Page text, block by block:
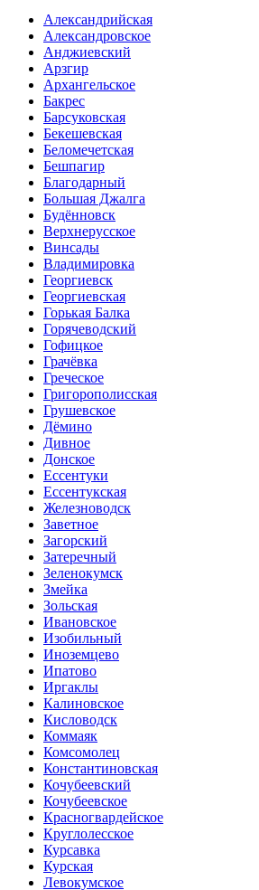
Александрийская
Александровское
Анджиевский
Арзгир
Архангельское
Бакрес
Барсуковская
Бекешевская
Беломечетская
Бешпагир
Благодарный
Большая Джалга
Будённовск
Верхнерусское
Винсады
Владимировка
Георгиевск
Георгиевская
Горькая Балка
Горячеводский
Гофицкое
Грачёвка
Греческое
Григорополисская
Грушевское
Дёмино
Дивное
Донское
Ессентуки
Ессентукская
Железноводск
Заветное
Загорский
Затеречный
Зеленокумск
Змейка
Зольская
Ивановское
Изобильный
Иноземцево
Ипатово
Иргаклы
Калиновское
Кисловодск
Коммаяк
Комсомолец
Константиновская
Кочубеевский
Кочубеевское
Красногвардейское
Круглолесское
Курсавка
Курская
Левокумское